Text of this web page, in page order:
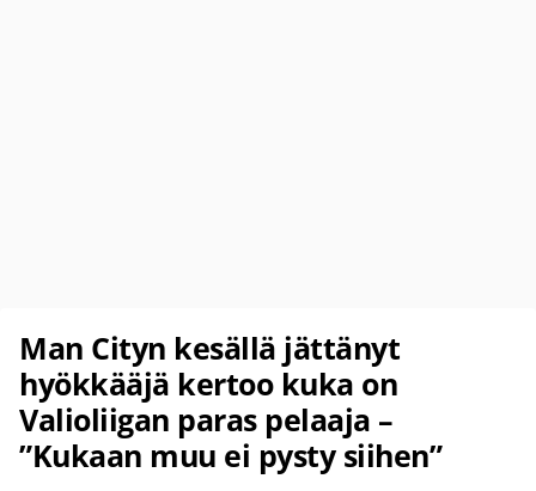
Man Cityn kesällä jättänyt
hyökkääjä kertoo kuka on
Valioliigan paras pelaaja –
”Kukaan muu ei pysty siihen”